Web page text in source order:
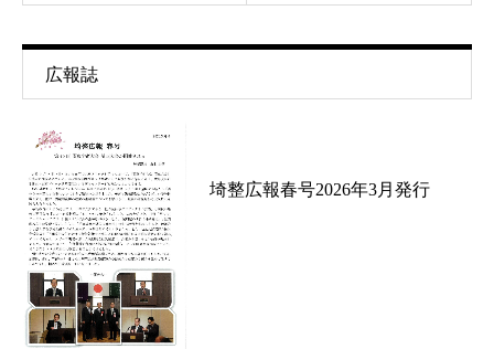
広報誌
埼整広報春号2026年3月発行